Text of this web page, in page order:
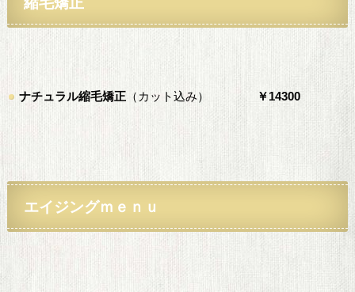
ナチュラル縮毛矯正 （カット込み） ￥14300
エイジングｍｅｎｕ